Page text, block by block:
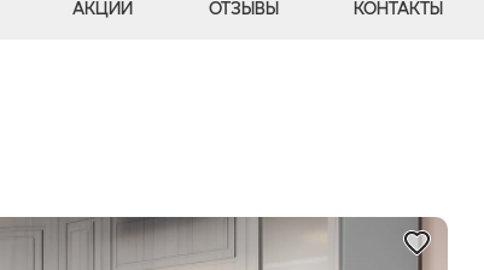
АКЦИИ ОТЗЫВЫ КОНТАКТЫ